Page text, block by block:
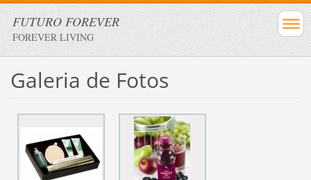
FUTURO FOREVER
FOREVER LIVING
Galeria de Fotos